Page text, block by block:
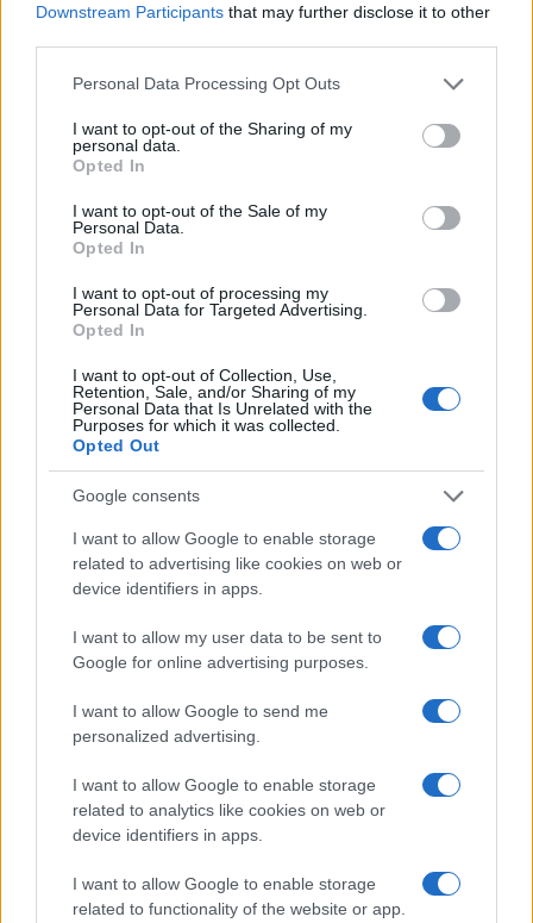
Downstream Participants that may further disclose it to other
Please note that this website/app uses one or more Google
not limited to your visit or usage behaviour. You may click to
grant or deny consent to Google and its third-party tags to
use your data for below specified purposes in below Google
consent section.
Personal Data Processing Opt Outs
I want to opt-out of the Sharing of my
personal data.
Opted In
I want to opt-out of the Sale of my
Personal Data.
Opted In
I want to opt-out of processing my
Personal Data for Targeted Advertising.
Opted In
I want to opt-out of Collection, Use,
Retention, Sale, and/or Sharing of my
Personal Data that Is Unrelated with the
Purposes for which it was collected.
Opted Out
Google consents
I want to allow Google to enable storage
related to advertising like cookies on web or
device identifiers in apps.
I want to allow my user data to be sent to
Google for online advertising purposes.
I want to allow Google to send me
personalized advertising.
I want to allow Google to enable storage
related to analytics like cookies on web or
device identifiers in apps.
I want to allow Google to enable storage
related to functionality of the website or app.
részesül az idén az együttes, ebből egy rész a
költségvetésből, míg 75 millió forint a miniszteri keretből
származik, s ugyanekkora összeget szavazott meg
A miniszter ugyanakkor jelezte, a szerződésben szeretnék
kikötni: a támogatás fejében vállaljon a zenekar konkrét
kötelezettséget arra, hogy legalább öt vidéki városban
fellép. Mint hozzáfűzte, úgy gondolja, ezt az együttes is
Demszky Gábor kiemelte, hogy teljes az összhang a
kulturális kormányzat és a főváros között a célkitűzések és
A főpolgármester rámutatott arra, hogy az Erzsébet téri
"Gödör" egy seb a város testén, amely akkor gyógyulhat be,
kívánjuk átvenni, természetesen a mostanáig keletkező
károkért a minisztérium vállalja az anyagi felelősséget" -
mondta, hozzátéve: a befejezést az a cég fogja vállalja,
amely a kulturális hasznosítást is.
Schiffer János főpolgármester-helyettes hozzáfűzte,
befejezés előtt áll például egy színházterem; szeretnék, ha